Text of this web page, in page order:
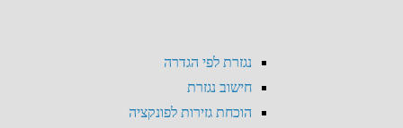
נגזרת לפי הגדרה
חישוב נגזרת
הוכחת גזירות לפונקציה